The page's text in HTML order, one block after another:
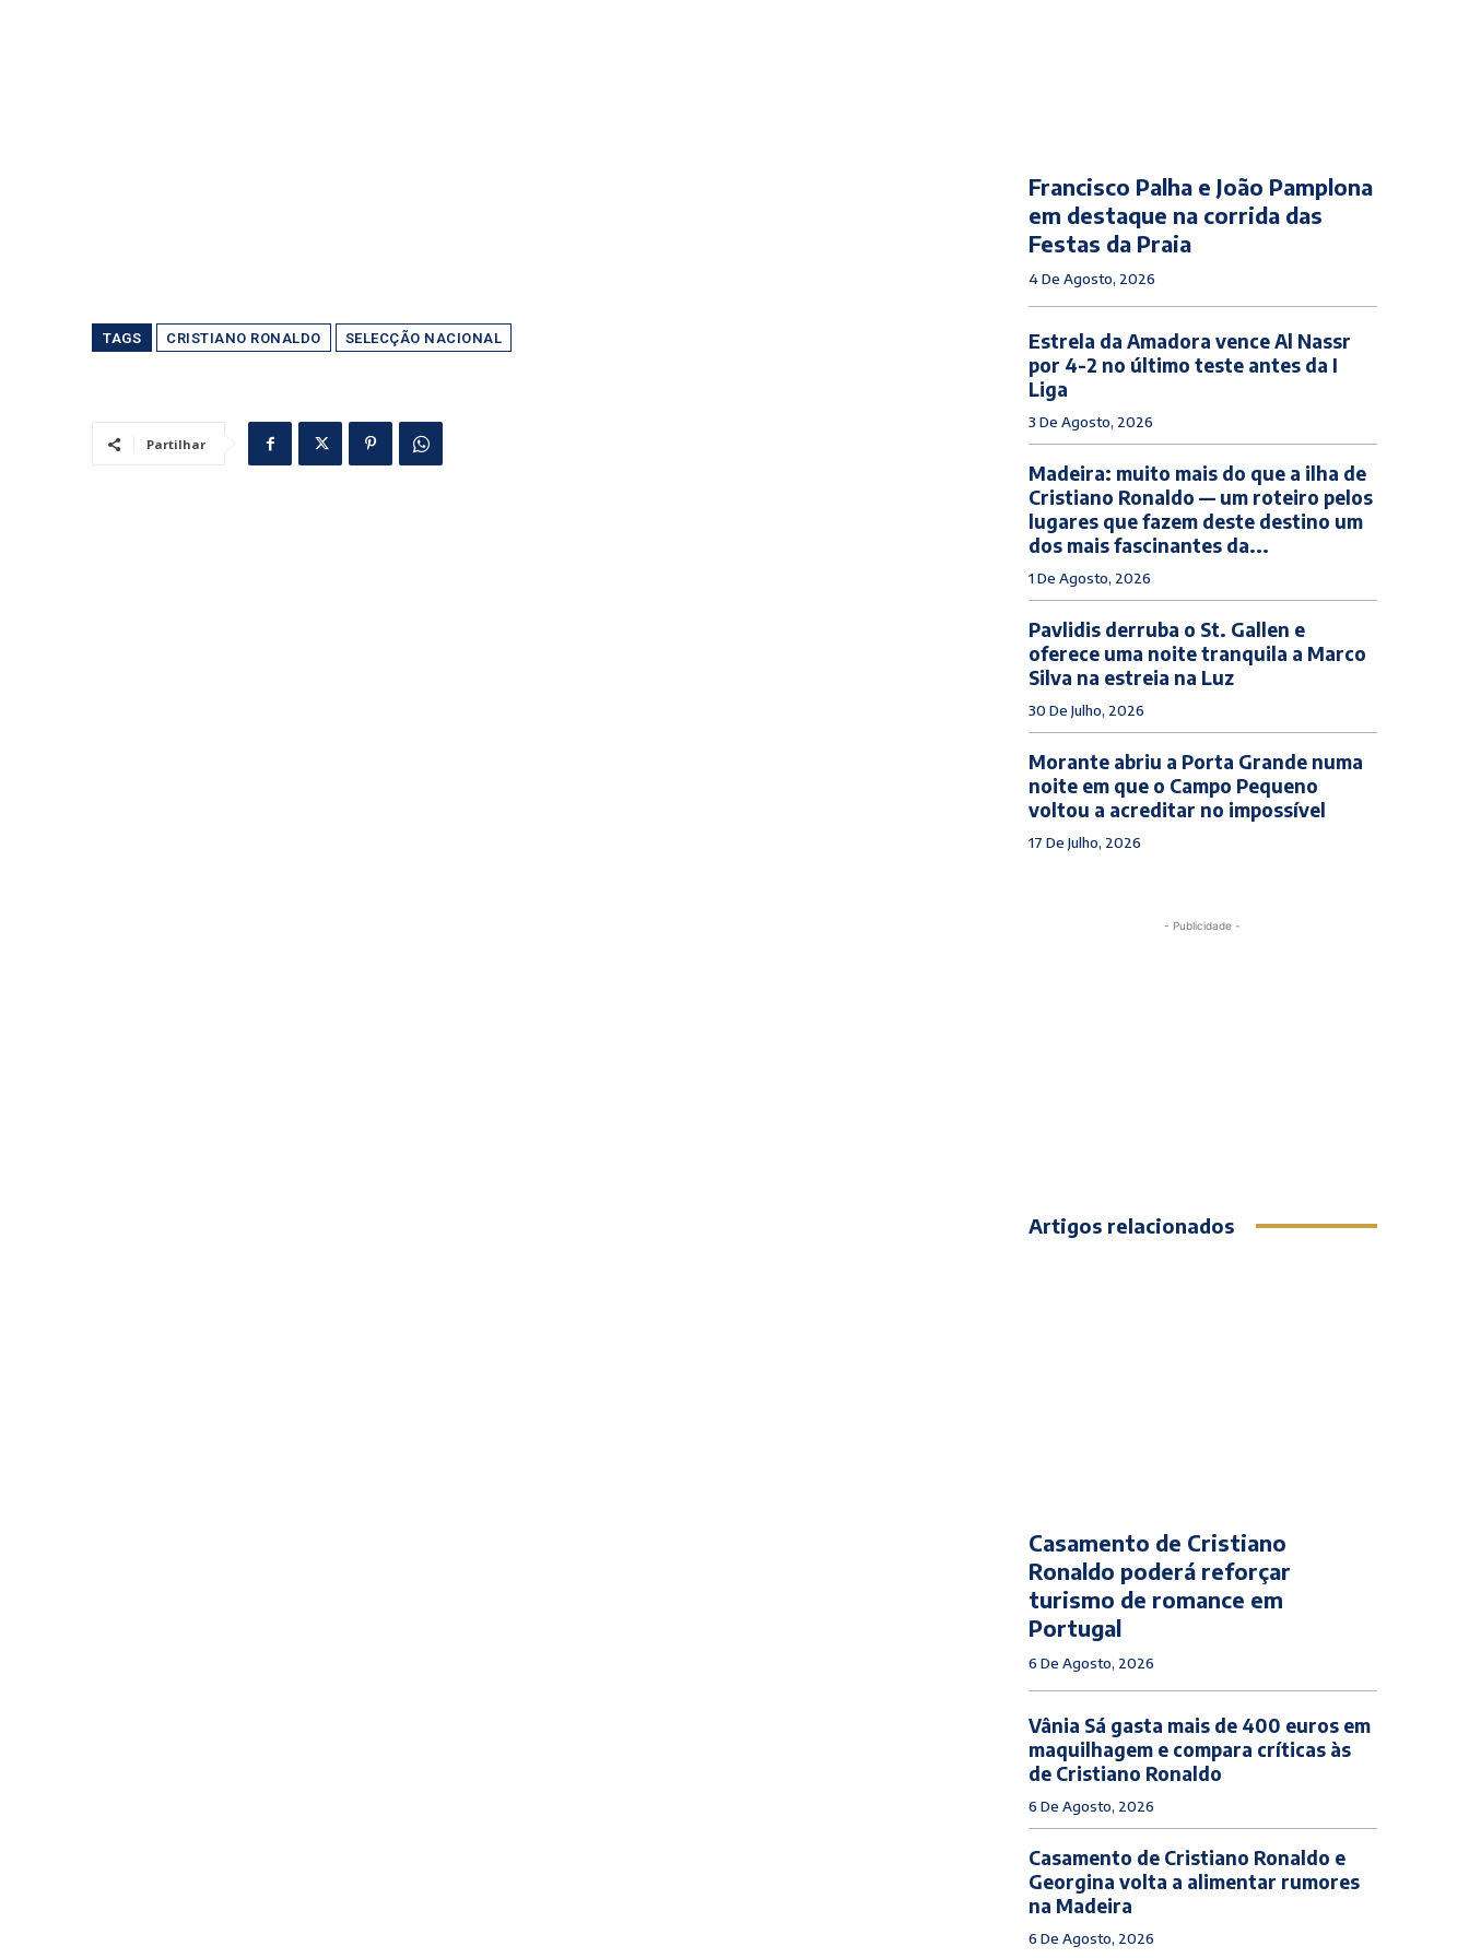
TAGS CRISTIANO RONALDO SELECÇÃO NACIONAL
Partilhar
Francisco Palha e João Pamplona
em destaque na corrida das
Festas da Praia
4 De Agosto, 2026
Estrela da Amadora vence Al Nassr
por 4-2 no último teste antes da I
Liga
3 De Agosto, 2026
Madeira: muito mais do que a ilha de
Cristiano Ronaldo — um roteiro pelos
lugares que fazem deste destino um
dos mais fascinantes da...
1 De Agosto, 2026
Pavlidis derruba o St. Gallen e
oferece uma noite tranquila a Marco
Silva na estreia na Luz
30 De Julho, 2026
Morante abriu a Porta Grande numa
noite em que o Campo Pequeno
voltou a acreditar no impossível
17 De Julho, 2026
- Publicidade -
Artigos relacionados
Casamento de Cristiano
Ronaldo poderá reforçar
turismo de romance em
Portugal
6 De Agosto, 2026
Vânia Sá gasta mais de 400 euros em
maquilhagem e compara críticas às
de Cristiano Ronaldo
6 De Agosto, 2026
Casamento de Cristiano Ronaldo e
Georgina volta a alimentar rumores
na Madeira
6 De Agosto, 2026